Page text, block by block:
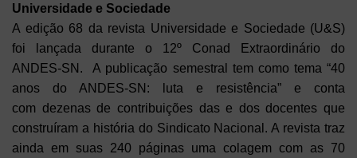
Universidade e Sociedade
A edição 68 da revista Universidade e Sociedade (U&S)
foi lançada durante o 12º Conad Extraordinário do
ANDES-SN. A publicação semestral tem como tema “40
anos do ANDES-SN: luta e resistência” e conta
com dezenas de contribuições das e dos docentes que
construíram a história do Sindicato Nacional. A revista traz
ainda em suas 240 páginas uma colagem com as 70